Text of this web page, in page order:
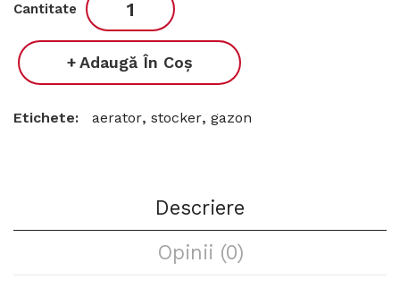
Cantitate
Adaugă În Coş
Etichete: aerator, stocker, gazon
Descriere
Opinii (0)